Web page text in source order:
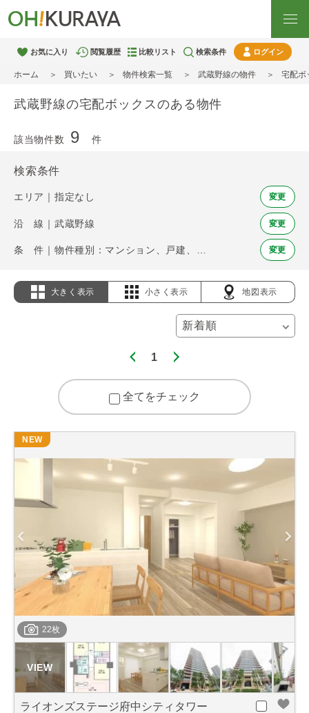
お気に入り 閲覧履歴 比較リスト 検索条件 ログイン
ホーム 買いたい 物件検索一覧 武蔵野線の物件 宅配ボ
武蔵野線の宅配ボックスのある物件
該当物件数 9 件
検索条件
エリア｜指定なし 変更
沿 線｜武蔵野線 変更
変更
大きく表示 小さく表示 地図表示
1
全てをチェック
22枚
NEW
ライオンズステージ府中シティタワー